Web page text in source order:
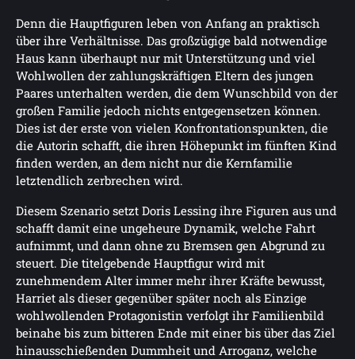
Denn die Hauptfiguren leben von Anfang an praktisch
über ihre Verhältnisse. Das großzügige bald notwendige
Haus kann überhaupt nur mit Unterstützung und viel
Wohlwollen der zahlungskräftigen Eltern des jungen
Paares unterhalten werden, die dem Wunschbild von der
großen Familie jedoch nichts entgegensetzen können.
Dies ist der erste von vielen Konfrontationspunkten, die
die Autorin schafft, die ihren Höhepunkt im fünften Kind
finden werden, an dem nicht nur die Kernfamilie
letztendlich zerbrechen wird.
Diesem Szenario setzt Doris Lessing ihre Figuren aus und
schafft damit eine ungeheure Dynamik, welche Fahrt
aufnimmt, und dann ohne zu Bremsen gen Abgrund zu
steuert. Die titelgebende Hauptfigur wird mit
zunehmendem Alter immer mehr ihrer Kräfte bewusst,
Harriet als dieser gegenüber später noch als Einzige
wohlwollenden Protagonistin verfolgt ihr Familienbild
beinahe bis zum bitteren Ende mit einer bis über das Ziel
hinausschießenden Dummheit und Arroganz, welche